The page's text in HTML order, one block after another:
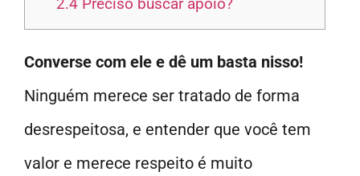
2.4Preciso buscar apoio?
Converse com ele e dê um basta nisso!
Ninguém merece ser tratado de forma
desrespeitosa, e entender que você tem
valor e merece respeito é muito